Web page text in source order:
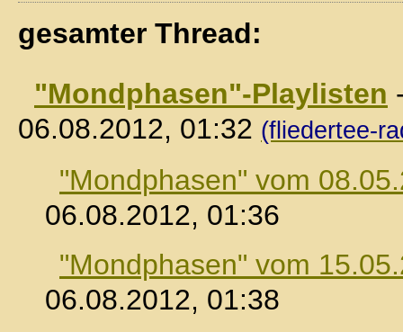
gesamter Thread:
"Mondphasen"-Playlisten
06.08.2012, 01:32 (fliedertee-
"Mondphasen" vom
06.08.2012, 01:36
"Mondphasen" vom
06.08.2012, 01:38